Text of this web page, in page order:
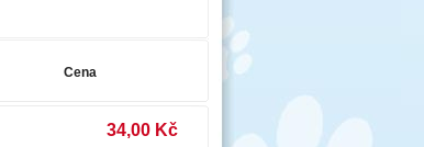
Cena
34,00 Kč